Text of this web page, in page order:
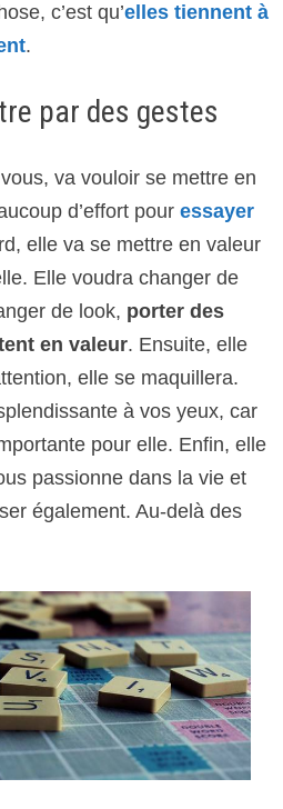
c’est qu’elles tiennent à
.
par des gestes
va vouloir se mettre en
d’effort pour essayer
elle va se mettre en valeur
Elle voudra changer de
de look, porter des
en valeur. Ensuite, elle
elle se maquillera.
à vos yeux, car
pour elle. Enfin, elle
passionne dans la vie et
également. Au-delà des